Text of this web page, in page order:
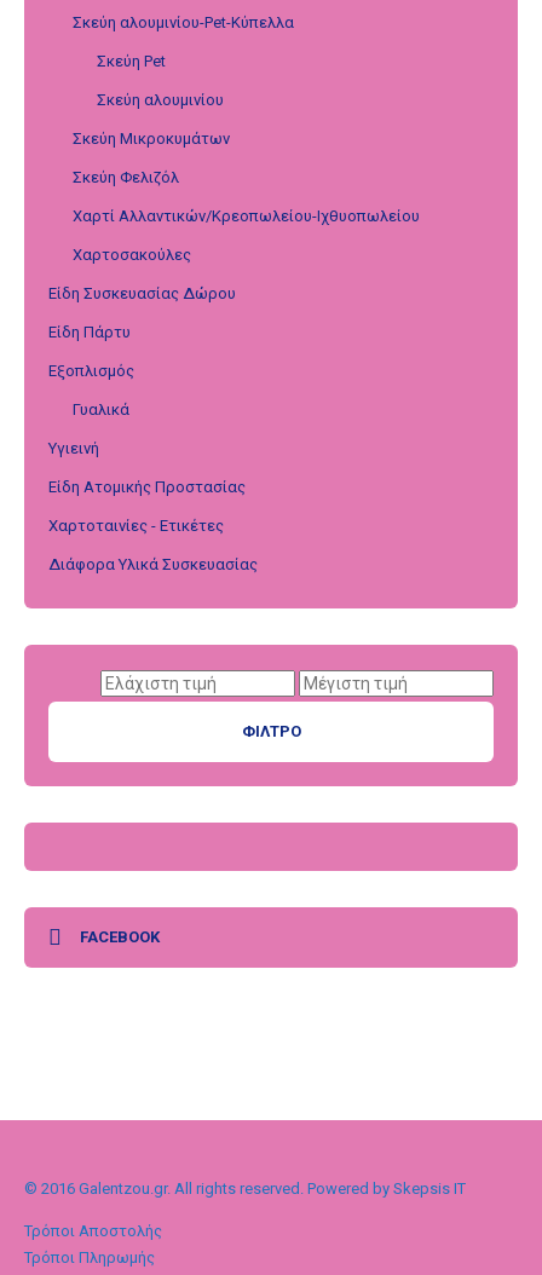
Σκεύη αλουμινίου-Pet-Κύπελλα
Σκεύη Pet
Σκεύη αλουμινίου
Σκεύη Μικροκυμάτων
Σκεύη Φελιζόλ
Χαρτί Αλλαντικών/Κρεοπωλείου-Ιχθυοπωλείου
Χαρτοσακούλες
Είδη Συσκευασίας Δώρου
Είδη Πάρτυ
Εξοπλισμός
Γυαλικά
Υγιεινή
Είδη Ατομικής Προστασίας
Χαρτοταινίες - Ετικέτες
Διάφορα Υλικά Συσκευασίας
ΦΊΛΤΡΟ
FACEBOOK
© 2016 Galentzou.gr. All rights reserved. Powered by Skepsis IT
Τρόποι Αποστολής
Τρόποι Πληρωμής